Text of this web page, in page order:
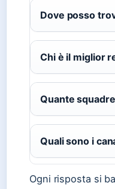
Dove posso
Chi è il miglior
Quante
Quali sono i
Ogni risposta si